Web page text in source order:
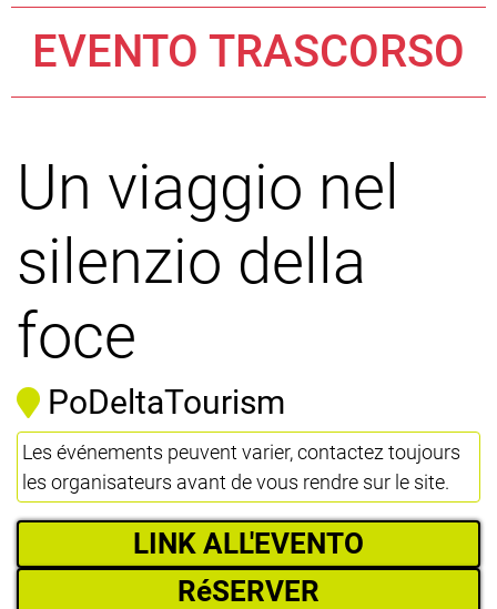
EVENTO TRASCORSO
Un viaggio nel
silenzio della
foce
PoDeltaTourism
Les événements peuvent varier, contactez toujours
les organisateurs avant de vous rendre sur le site.
LINK ALL'EVENTO
RéSERVER